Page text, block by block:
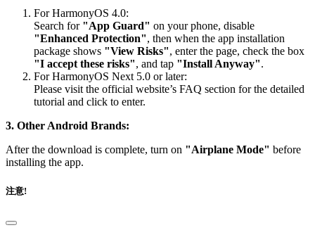
For HarmonyOS 4.0:
Search for"App Guard"
on your phone, disable
"Enhanced Protection"
, then when the app installation
package shows"View Risks", enter the page, check the box
"I accept these risks" , and tap"Install Anyway".
For HarmonyOS Next 5.0 or later:
Please visit the official website’s FAQ section for the detailed
tutorial and click to enter.
3. Other Android Brands:
After the download is complete, turn on "Airplane Mode" before
installing the app.
注意!